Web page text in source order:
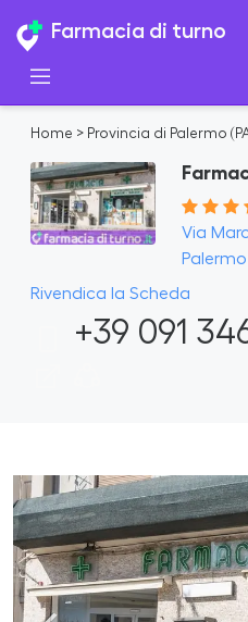
Farmacia di turno
Home > Provincia di Palermo
Via
Rivendica la Scheda
+39 091